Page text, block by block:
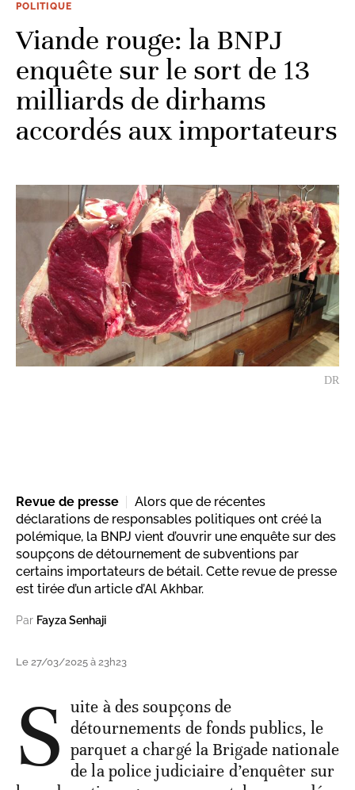
POLITIQUE
Viande rouge: la BNPJ
enquête sur le sort de 13
milliards de dirhams
accordés aux importateurs
DR
Revue de presse
Alors que de récentes
déclarations de responsables politiques ont créé la
polémique, la BNPJ vient d’ouvrir une enquête sur des
soupçons de détournement de subventions par
certains importateurs de bétail. Cette revue de presse
est tirée d’un article d’Al Akhbar.
Par Fayza Senhaji
Le 27/03/2025 à 23h23
S uite à des soupçons de
détournements de fonds publics, le
parquet a chargé la Brigade nationale
de la police judiciaire d’enquêter sur